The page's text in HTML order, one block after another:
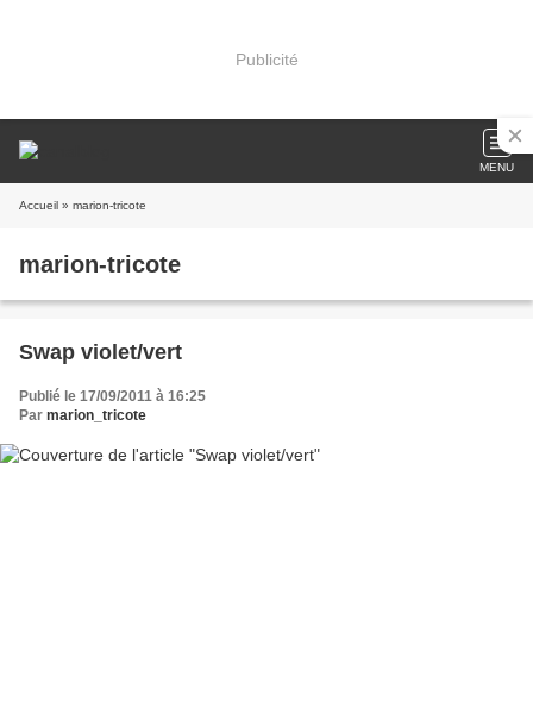
Publicité
MENU
Accueil » marion-tricote
marion-tricote
Swap violet/vert
Publié le 17/09/2011 à 16:25
Par marion_tricote